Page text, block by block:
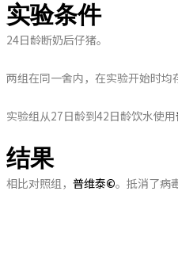
实验条件
24日龄断奶后仔猪。
两组在同一舍内，在实验开始时均
实验组从27日龄到42日龄饮水使用
结果
相比对照组， 普维泰©。抵消了病